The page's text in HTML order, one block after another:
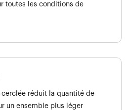
toutes les conditions de
cerclée réduit la quantité de
un ensemble plus léger